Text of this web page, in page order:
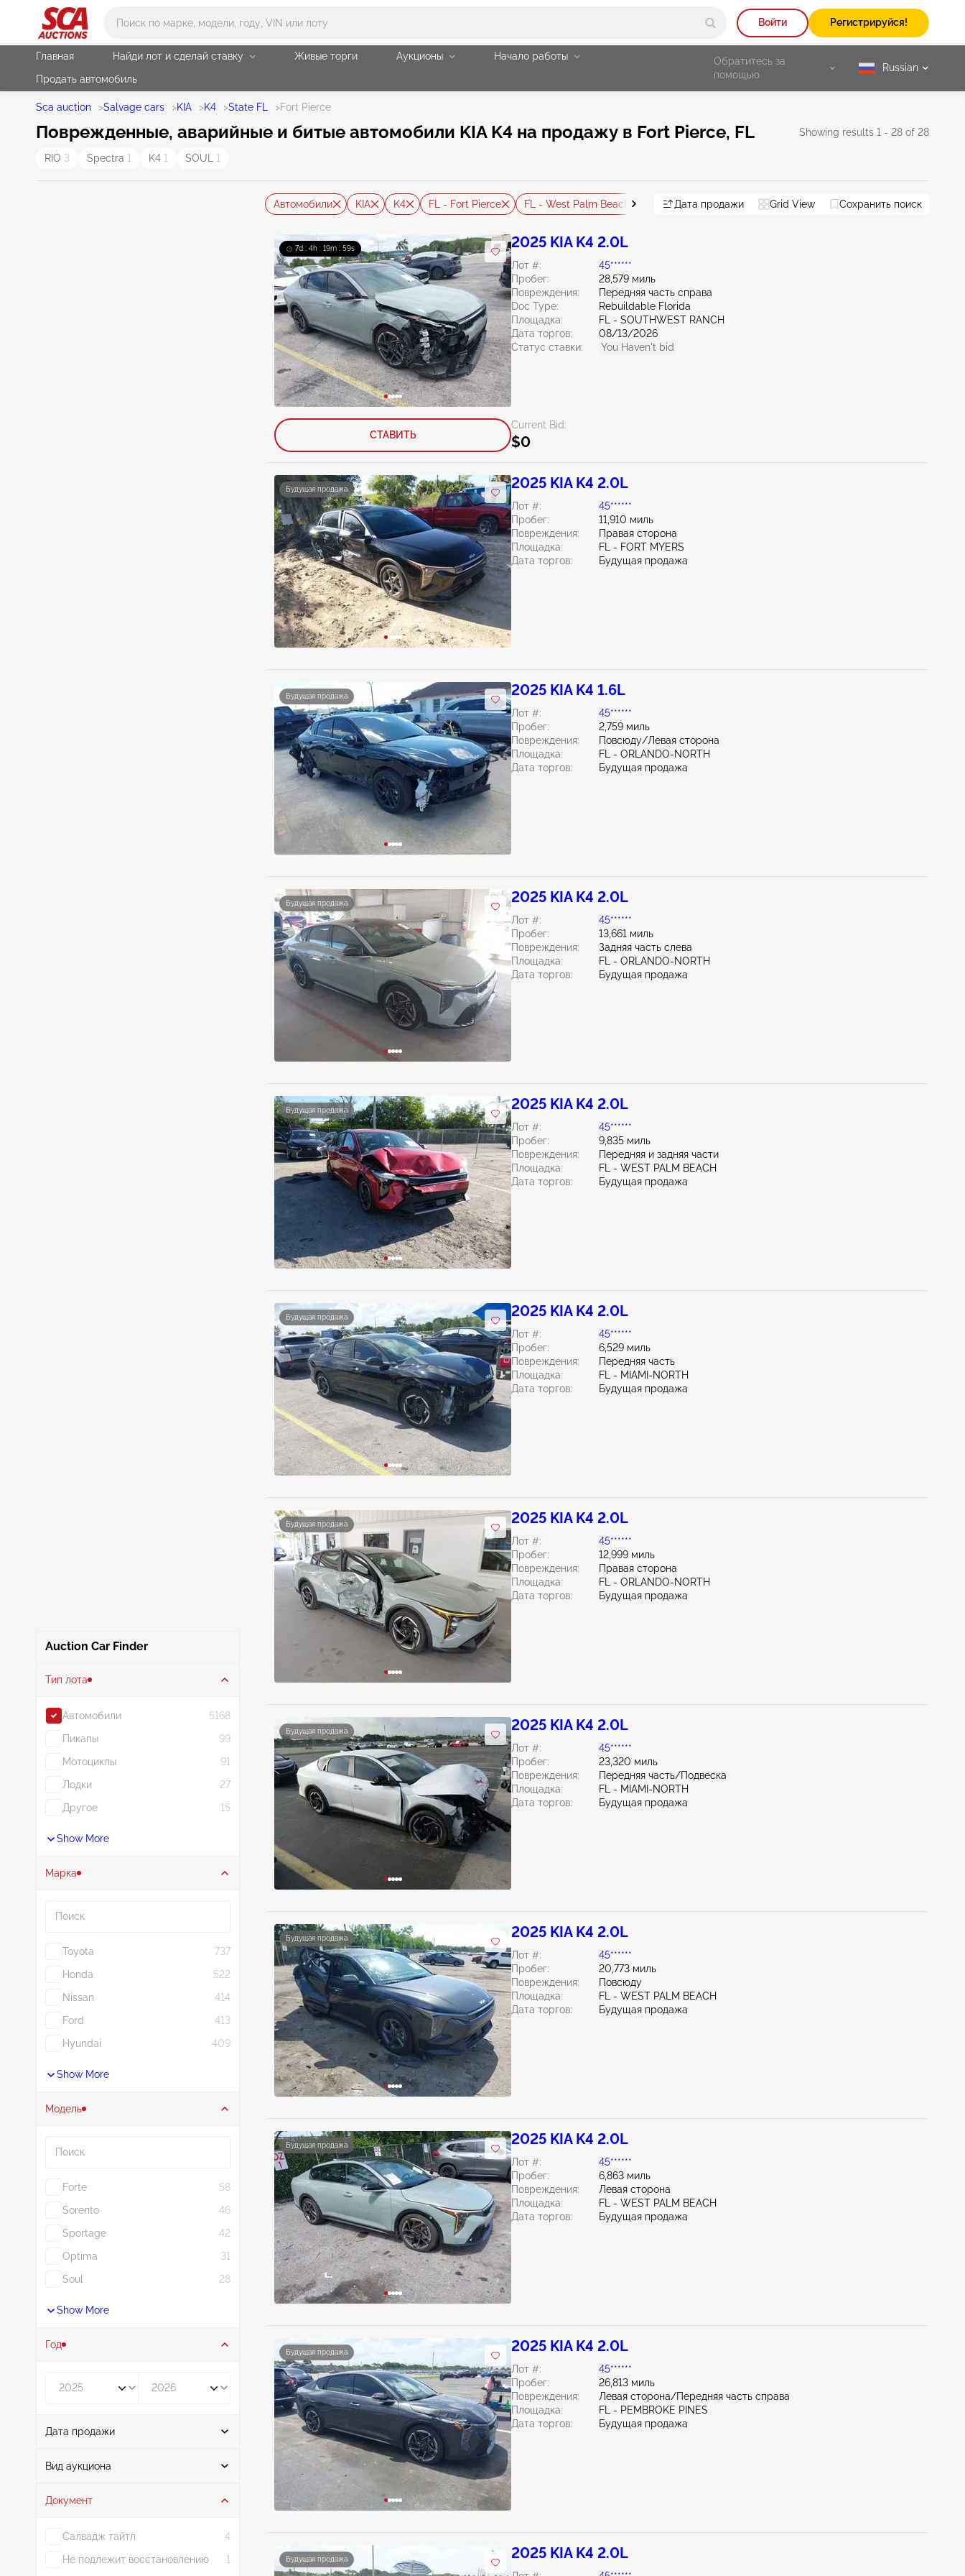
Войти Регистрируйся!
Главная Найди лот и сделай ставку Живые торги Аукционы
Начало работы
Продать автомобиль
Обратитесь за
помощью
selected
Russian
Sca auction >Salvage cars >KIA >K4 >State FL >Fort Pierce
Поврежденные, аварийные и битые автомобили KIA K4 на продажу в Fort Pierce, FL Showing results 1 - 28 of 28
RIO 3 Spectra 1 K4 1 SOUL 1
Auction Car Finder
Тип лота
Автомобили
5168
Пикапы
99
Мотоциклы
91
Лодки
27
Другое
15
Show More
Марка
Toyota
737
Honda
522
Nissan
414
Ford
413
Hyundai
409
Show More
Модель
Forte
58
Sorento
46
Sportage
42
Optima
31
Soul
28
Show More
Год
Дата продажи
От
Вид аукциона
Аукцион 28
Документ
Салвадж тайтл
4
Не подлежит восстановлению
1
Автомобили KIA K4 FL - Fort Pierce FL - West Palm Beach FL - Miami-north FL - Fort Myers FL - Orlando-north
Дата продажи Grid View Сохранить поиск
7d : 4h : 19m : 58s 2025 KIA K4 2.0L
Лот #:
45******
Пробег:
28,579 миль
Повреждения:
Передняя часть справа
Doc Type:
Rebuildable Florida
Площадка:
FL - SOUTHWEST RANCH
Дата торгов:
08/13/2026
Статус ставки:
You Haven't bid
Current Bid:
$0
СТАВИТЬ
Будущая продажа 2025 KIA K4 2.0L
Лот #:
45******
Пробег:
11,910 миль
Повреждения:
Правая сторона
Площадка:
FL - FORT MYERS
Дата торгов:
Будущая продажа
Будущая продажа 2025 KIA K4 1.6L
Лот #:
45******
Пробег:
2,759 миль
Повреждения:
Повсюду/Левая сторона
Площадка:
FL - ORLANDO-NORTH
Дата торгов:
Будущая продажа
Будущая продажа 2025 KIA K4 2.0L
Лот #:
45******
Пробег:
13,661 миль
Повреждения:
Задняя часть слева
Площадка:
FL - ORLANDO-NORTH
Дата торгов:
Будущая продажа
Будущая продажа 2025 KIA K4 2.0L
Лот #:
45******
Пробег:
9,835 миль
Повреждения:
Передняя и задняя части
Площадка:
FL - WEST PALM BEACH
Дата торгов:
Будущая продажа
Будущая продажа 2025 KIA K4 2.0L
Лот #:
45******
Пробег:
6,529 миль
Повреждения:
Передняя часть
Площадка:
FL - MIAMI-NORTH
Дата торгов:
Будущая продажа
Будущая продажа 2025 KIA K4 2.0L
Лот #:
45******
Пробег:
12,999 миль
Повреждения:
Правая сторона
Площадка:
FL - ORLANDO-NORTH
Дата торгов:
Будущая продажа
Будущая продажа 2025 KIA K4 2.0L
Лот #:
45******
Пробег:
23,320 миль
Повреждения:
Передняя часть/Подвеска
Площадка:
FL - MIAMI-NORTH
Дата торгов:
Будущая продажа
Будущая продажа 2025 KIA K4 2.0L
Лот #:
45******
Пробег:
20,773 миль
Повреждения:
Повсюду
Площадка:
FL - WEST PALM BEACH
Дата торгов:
Будущая продажа
Будущая продажа 2025 KIA K4 2.0L
Лот #:
45******
Пробег:
6,863 миль
Повреждения:
Левая сторона
Площадка:
FL - WEST PALM BEACH
Дата торгов:
Будущая продажа
Будущая продажа 2025 KIA K4 2.0L
Лот #:
45******
Пробег:
26,813 миль
Повреждения:
Левая сторона/Передняя часть справа
Площадка:
FL - PEMBROKE PINES
Дата торгов:
Будущая продажа
Будущая продажа 2025 KIA K4 2.0L